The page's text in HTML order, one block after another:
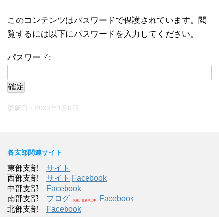
このコンテンツはパスワードで保護されています。閲
覧するには以下にパスワードを入力してください。
パスワード:
更新日： 2023年1月9日
各支部関連サイト
東部支部 サイト
西部支部 サイト Facebook
中部支部
Facebook
南部支部 ブログ （現在、更新停止中）
Facebook
北部支部
Facebook